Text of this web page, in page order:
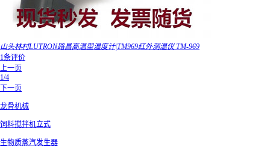
山头林村LUTRON路昌高温型温度计|TM969红外测温仪 TM-969
1条评价
上一页
1/4
下一页
龙骨机械
饲料搅拌机立式
生物质蒸汽发生器